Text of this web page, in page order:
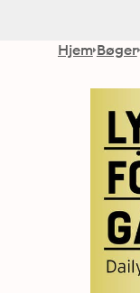
Hjem Bøger